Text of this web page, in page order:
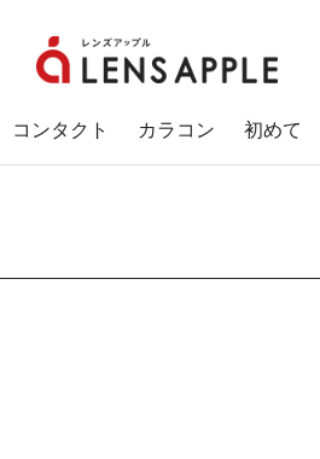
コンタクト カラコン 初めて